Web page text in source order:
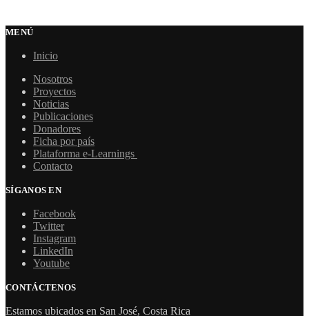
MENÚ
Inicio
Nosotros
Proyectos
Noticias
Publicaciones
Donadores
Ficha por país
Plataforma e-Learnings
Contacto
SÍGANOS EN
Facebook
Twitter
Instagram
LinkedIn
Youtube
CONTÁCTENOS
Estamos ubicados en San José, Costa Rica